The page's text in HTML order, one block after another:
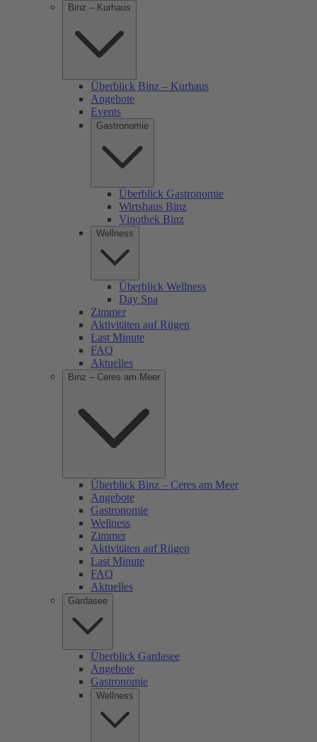
Binz – Kurhaus
Überblick Binz – Kurhaus
Angebote
Events
Gastronomie
Überblick Gastronomie
Wirtshaus Binz
Vinothek Binz
Wellness
Überblick Wellness
Day Spa
Zimmer
Aktivitäten auf Rügen
Last Minute
FAQ
Aktuelles
Binz – Ceres am Meer
Überblick Binz – Ceres am Meer
Angebote
Gastronomie
Wellness
Zimmer
Aktivitäten auf Rügen
Last Minute
FAQ
Aktuelles
Gardasee
Überblick Gardasee
Angebote
Gastronomie
Wellness